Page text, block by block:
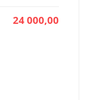
24 000,00